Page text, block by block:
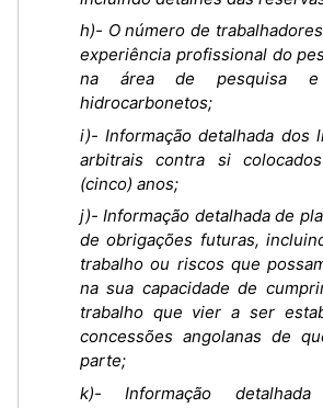
h)- O número de
experiência profissional do
na área de pesquisa e
hidrocarbonetos;
i)- Informação detalhada dos
arbitrais contra si
(cinco) anos;
j)- Informação detalhada de
de obrigações futuras,
trabalho ou riscos que
na sua capacidade de
trabalho que vier a ser
concessões angolanas de
parte;
k)- Informação